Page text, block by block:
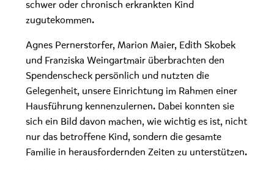
schwer oder chronisch erkrankten Kind
zugutekommen.
Agnes Pernerstorfer, Marion Maier, Edith Skobek
und Franziska Weingartmair überbrachten den
Spendenscheck persönlich und nutzten die
Gelegenheit, unsere Einrichtung im Rahmen einer
Hausführung kennenzulernen. Dabei konnten sie
sich ein Bild davon machen, wie wichtig es ist, nicht
nur das betroffene Kind, sondern die gesamte
Familie in herausfordernden Zeiten zu unterstützen.